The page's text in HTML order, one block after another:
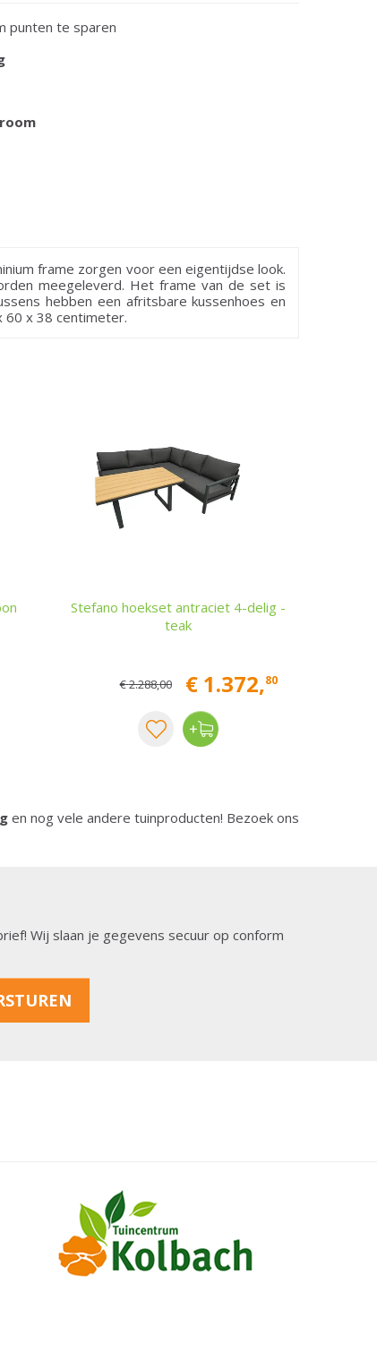
punten te sparen
frame zorgen voor een eigentijdse look.
meegeleverd. Het frame van de set is
hebben een afritsbare kussenhoes en
60 x 38 centimeter.
Stefano hoekset antraciet 4-delig -
teak
€2.288,00 € 1.372,80
en nog vele andere tuinproducten! Bezoek ons
Wij slaan je gegevens secuur op conform